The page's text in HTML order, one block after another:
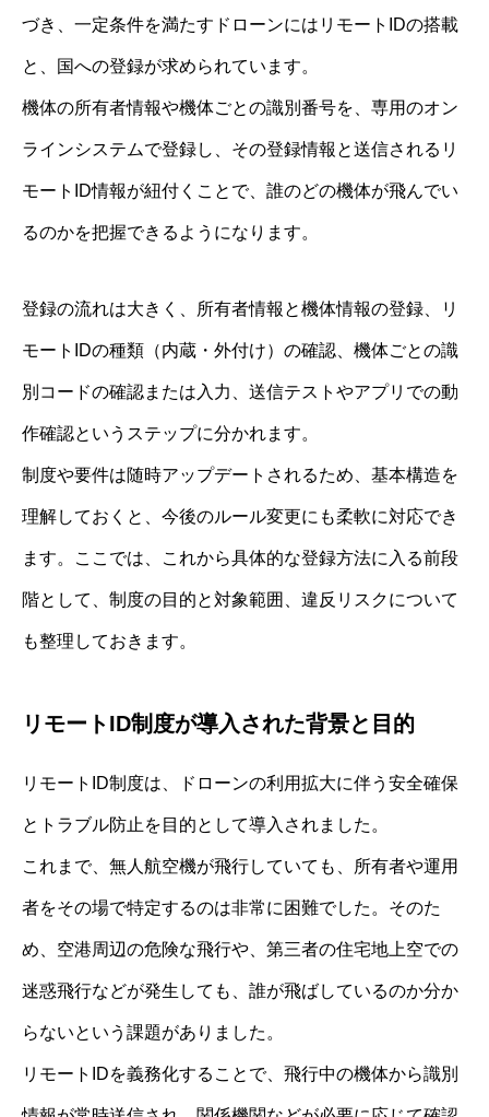
づき、一定条件を満たすドローンにはリモートIDの搭載
と、国への登録が求められています。
機体の所有者情報や機体ごとの識別番号を、専用のオン
ラインシステムで登録し、その登録情報と送信されるリ
モートID情報が紐付くことで、誰のどの機体が飛んでい
るのかを把握できるようになります。
登録の流れは大きく、所有者情報と機体情報の登録、リ
モートIDの種類（内蔵・外付け）の確認、機体ごとの識
別コードの確認または入力、送信テストやアプリでの動
作確認というステップに分かれます。
制度や要件は随時アップデートされるため、基本構造を
理解しておくと、今後のルール変更にも柔軟に対応でき
ます。ここでは、これから具体的な登録方法に入る前段
階として、制度の目的と対象範囲、違反リスクについて
も整理しておきます。
リモートID制度が導入された背景と目的
リモートID制度は、ドローンの利用拡大に伴う安全確保
とトラブル防止を目的として導入されました。
これまで、無人航空機が飛行していても、所有者や運用
者をその場で特定するのは非常に困難でした。そのた
め、空港周辺の危険な飛行や、第三者の住宅地上空での
迷惑飛行などが発生しても、誰が飛ばしているのか分か
らないという課題がありました。
リモートIDを義務化することで、飛行中の機体から識別